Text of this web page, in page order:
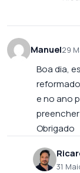
Manuel29
Boa dia,
e no ano
Obrigado
31